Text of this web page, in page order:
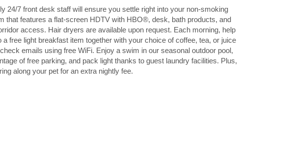
24/7 front desk staff will ensure you settle right into your non-smoking
that features a flat-screen HDTV with HBO®, desk, bath products, and
access. Hair dryers are available upon request. Each morning, help
a free light breakfast item together with your choice of coffee, tea, or juice
emails using free WiFi. Enjoy a swim in our seasonal outdoor pool,
of free parking, and pack light thanks to guest laundry facilities. Plus,
along your pet for an extra nightly fee.